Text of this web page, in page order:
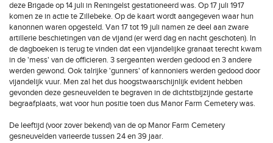
deze Brigade op 14 juli in Reningelst gestationeerd was. Op 17 juli 1917
komen ze in actie te Zillebeke. Op de kaart wordt aangegeven waar hun
kanonnen waren opgesteld. Van 17 tot 19 juli namen ze deel aan zware
artillerie beschietingen van de vijand (er werd dag en nacht geschoten). In
de dagboeken is terug te vinden dat een vijandelijke granaat terecht kwam
in de 'mess' van de officieren. 3 sergeanten werden gedood en 3 andere
werden gewond. Ook talrijke 'gunners' of kannoniers werden gedood door
vijandelijk vuur. Men zal het dus hoogstwaarschijnlijk evident hebben
gevonden deze gesneuvelden te begraven in de dichtstbijzijnde gestarte
begraafplaats, wat voor hun positie toen dus Manor Farm Cemetery was.
De leeftijd (voor zover bekend) van de op Manor Farm Cemetery
gesneuvelden varieerde tussen 24 en 39 jaar.